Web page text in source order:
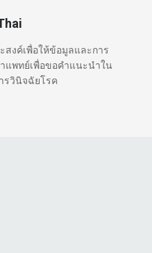
สงค์เพื่อให้ข้อมูลและการ
แพทย์เพื่อขอคำแนะนำใน
รวินิจฉัยโรค